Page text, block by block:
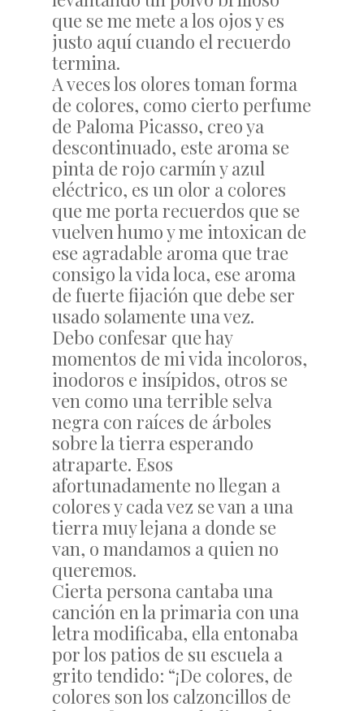
que se me mete a los ojos y es
justo aquí cuando el recuerdo
termina.
A veces los olores toman forma
de colores, como cierto perfume
de Paloma Picasso, creo ya
descontinuado, este aroma se
pinta de rojo carmín y azul
eléctrico, es un olor a colores
que me porta recuerdos que se
vuelven humo y me intoxican de
ese agradable aroma que trae
consigo la vida loca, ese aroma
de fuerte fijación que debe ser
usado solamente una vez.
Debo confesar que hay
momentos de mi vida incoloros,
inodoros e insípidos, otros se
ven como una terrible selva
negra con raíces de árboles
sobre la tierra esperando
atraparte. Esos
afortunadamente no llegan a
colores y cada vez se van a una
tierra muy lejana a donde se
van, o mandamos a quien no
queremos.
Cierta persona cantaba una
canción en la primaria con una
letra modificaba, ella entonaba
por los patios de su escuela a
grito tendido: “¡De colores, de
colores son los calzoncillos de